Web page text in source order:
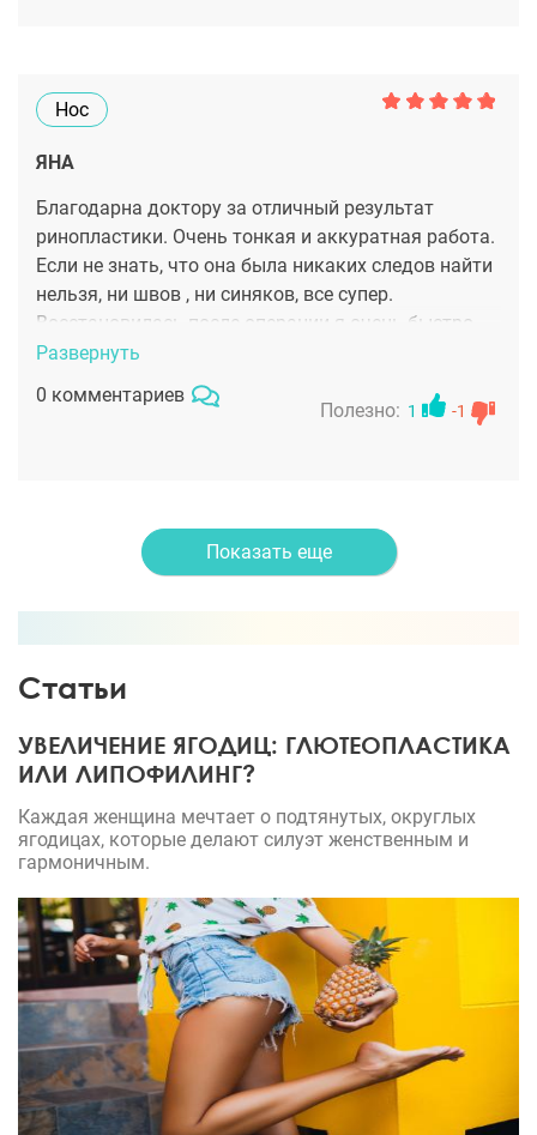
Нос
ЯНА
Благодарна доктору за отличный результат
ринопластики. Очень тонкая и аккуратная работа.
Если не знать, что она была никаких следов найти
нельзя, ни швов , ни синяков, все супер.
Восстановилась после операции я очень быстро,
что удивило и доктора. Мой новый носик меня
очень радует. Жалею, что столько лет боялась
довериться хирургам.
Развернуть
0 комментариев
Полезно: 1 -1
Показать еще
Статьи
УВЕЛИЧЕНИЕ ЯГОДИЦ: ГЛЮТЕОПЛАСТИКА
ИЛИ ЛИПОФИЛИНГ?
Каждая женщина мечтает о подтянутых, округлых
ягодицах, которые делают силуэт женственным и
гармоничным.